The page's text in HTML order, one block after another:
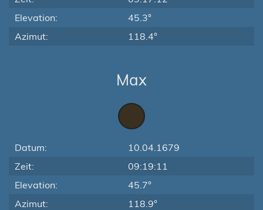
Elevation:
45.3°
Azimut:
118.4°
Max
Datum:
10.04.1679
Zeit:
09:19:11
Elevation:
45.7°
Azimut:
118.9°